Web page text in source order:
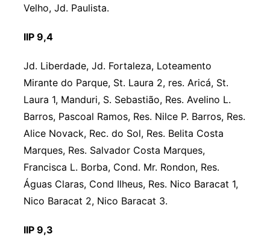
Velho, Jd. Paulista.
IIP 9,4
Jd. Liberdade, Jd. Fortaleza, Loteamento
Mirante do Parque, St. Laura 2, res. Aricá, St.
Laura 1, Manduri, S. Sebastião, Res. Avelino L.
Barros, Pascoal Ramos, Res. Nilce P. Barros, Res.
Alice Novack, Rec. do Sol, Res. Belita Costa
Marques, Res. Salvador Costa Marques,
Francisca L. Borba, Cond. Mr. Rondon, Res.
Águas Claras, Cond Ilheus, Res. Nico Baracat 1,
Nico Baracat 2, Nico Baracat 3.
IIP 9,3